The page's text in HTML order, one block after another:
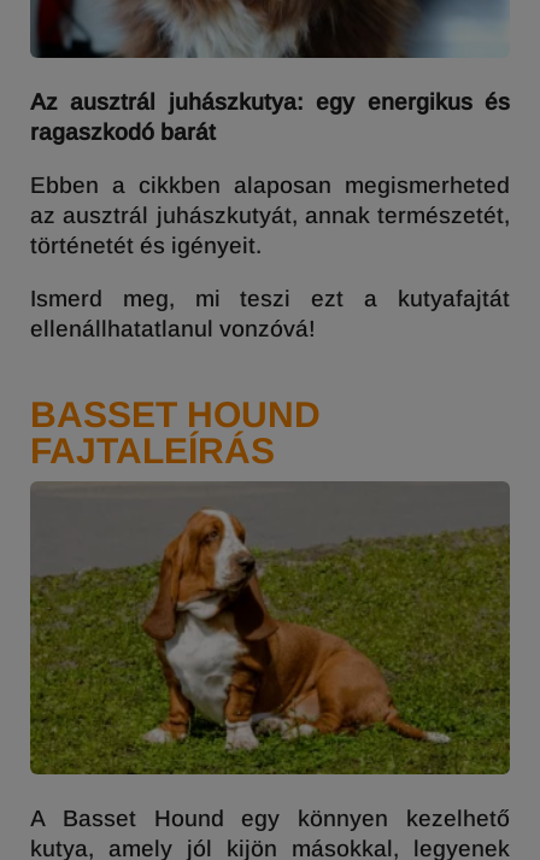
Az ausztrál juhászkutya: egy energikus és
ragaszkodó barát
Ebben a cikkben alaposan megismerheted
az ausztrál juhászkutyát, annak természetét,
történetét és igényeit.
Ismerd meg, mi teszi ezt a kutyafajtát
ellenállhatatlanul vonzóvá!
BASSET HOUND
FAJTALEÍRÁS
A Basset Hound egy könnyen kezelhető
kutya, amely jól kijön másokkal, legyenek